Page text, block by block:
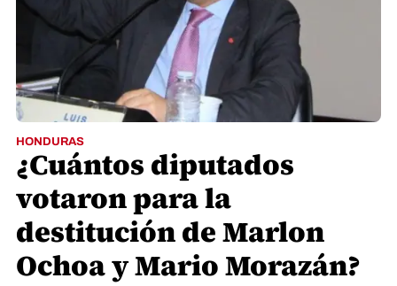
HONDURAS
¿Cuántos diputados
votaron para la
destitución de Marlon
Ochoa y Mario Morazán?